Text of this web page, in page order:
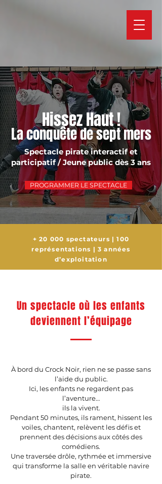
Hissez Haut !
La conquête de sept mers
Spectacle pirate interactif et
participatif / Jeune public dès 3 ans
PROGRAMMER LE SPECTACLE
+ 20 000 spectateurs | 100
représentations | 3 années
d’exploitation
Un spectacle où les enfants
deviennent l’équipage
À bord du Crock Noir, rien ne se passe sans
l’aide du public.
Ici, les enfants ne regardent pas
l’aventure…
ils la vivent.
Pendant 50 minutes, ils rament, hissent les
voiles, chantent, relèvent les défis et
prennent des décisions aux côtés des
comédiens.
Une traversée drôle, rythmée et immersive
qui transforme la salle en véritable navire
pirate.